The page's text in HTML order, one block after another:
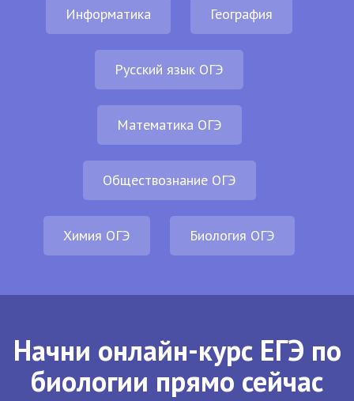
Информатика География
Русский язык ОГЭ
Математика ОГЭ
Обществознание ОГЭ
Химия ОГЭ Биология ОГЭ
Начни онлайн-курс ЕГЭ по
биологии прямо сейчас